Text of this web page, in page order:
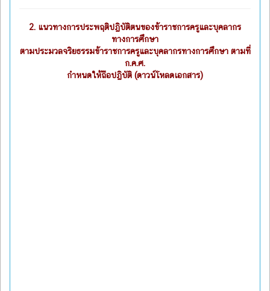
2. แนวทางการประพฤติปฏิบัติตนของข้าราชการครูและบุคลากร
ทางการศึกษา
ตามประมวลจริยธรรมข้าราชการครูและบุคลากรทางการศึกษา ตามที่
ก.ค.ศ.
กำหนดให้ถือปฏิบัติ (ดาวน์โหลดเอกสาร)